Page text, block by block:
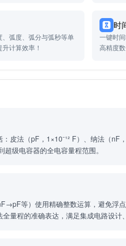
弧度、弧分与弧秒等单
计算效率！
时
一键时
高精度
法（pF，1×10⁻¹² F）、纳法（nF
级电容器的全电容量程范围。
等）使用精确整数运算，避免浮
量程的准确表达，满足集成电路设计